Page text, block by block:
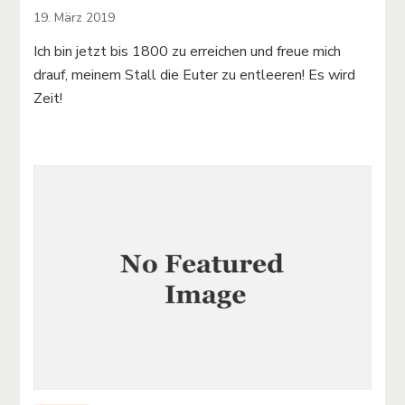
19. März 2019
Ich bin jetzt bis 1800 zu erreichen und freue mich
drauf, meinem Stall die Euter zu entleeren! Es wird
Zeit!